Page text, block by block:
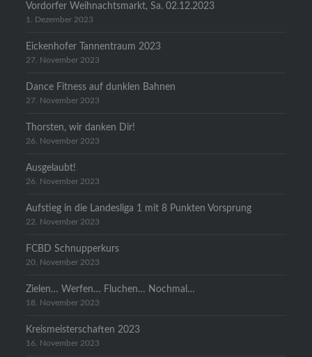
Vordorfer Weihnachtsmarkt, Sa. 02.12.2023
1. Dezember 2023
Eickenhofer Tannentraum 2023
27. November 2023
Dance Fitness auf dunklen Bahnen
27. November 2023
Thorsten, wir danken Dir!
26. November 2023
Ausgelaubt!
26. November 2023
Aufstieg in die Landesliga 1 mit 8 Punkten Vorsprung
22. November 2023
FCBD Schnupperkurs
20. November 2023
Zielen… Werfen… Fluchen… Nochmal…
18. November 2023
Kreismeisterschaften 2023
16. November 2023